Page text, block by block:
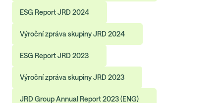
ESG Report JRD 2024
Výroční zpráva skupiny JRD 2024
ESG Report JRD 2023
Výroční zpráva skupiny JRD 2023
JRD Group Annual Report 2023 (ENG)